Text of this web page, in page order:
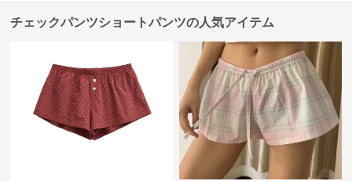
チェックパンツショートパンツの人気アイテム